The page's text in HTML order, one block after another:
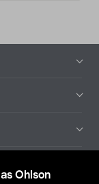
Ohlson